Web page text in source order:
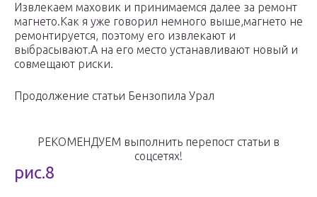
Извлекаем маховик и принимаемся далее за ремонт
магнето.Как я уже говорил немного выше,магнето не
ремонтируется, поэтому его извлекают и
выбрасывают.А на его место устанавливают новый и
совмещают риски.
Продолжение статьи Бензопила Урал
РЕКОМЕНДУЕМ выполнить перепост статьи в
соцсетях!
рис.8